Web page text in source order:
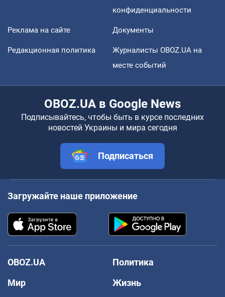
конфиденциальности
Реклама на сайте Документы
Редакционная политика
Журналисты OBOZ.UA на
месте событий
OBOZ.UA в Google News
Подписывайтесь, чтобы быть в курсе последних
новостей Украины и мира сегодня
Подписаться
Загружайте наше приложение
OBOZ.UA
Политика
Мир
Жизнь